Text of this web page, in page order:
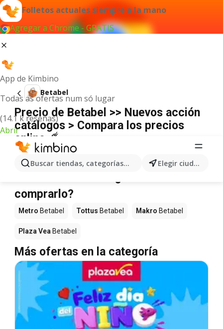
Folletos actuales siempre a la mano
Agregar a Chrome - GRATIS
App de Kimbino
Todas as ofertas num só lugar
(14.1 k reseñas)
Abrir
Buscar tiendas, categorías, productos... Elegir ciudad
Betabel
Precio de Betabel >> Nuevos acción
catálogos > Compara los precios
online ☄️
No hemos encontrado resultados para este
término.
comprarlo?
Metro Betabel Tottus Betabel Makro Betabel
Plaza Vea Betabel
Más ofertas en la categoría